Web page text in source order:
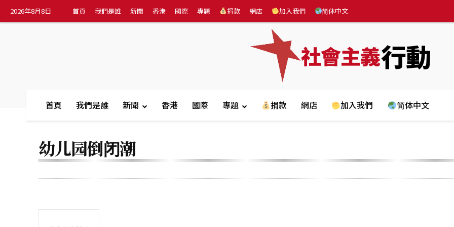
2026年8月8日 首頁 我們是誰 新聞 香港 國際 專題 捐款 網店 加入我們 简体中文
社會主義行動
首頁 我們是誰 新聞 香港 國際 專題 捐款 網店 加入我們 简体中文
幼儿园倒闭潮